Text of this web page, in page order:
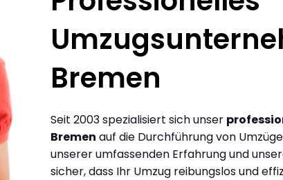
Bremen
Seit 2003 spezialisiert sich unser
Bremen auf die Durchführung von
unserer umfassenden Erfahrung und
sicher, dass Ihr Umzug reibungslos und